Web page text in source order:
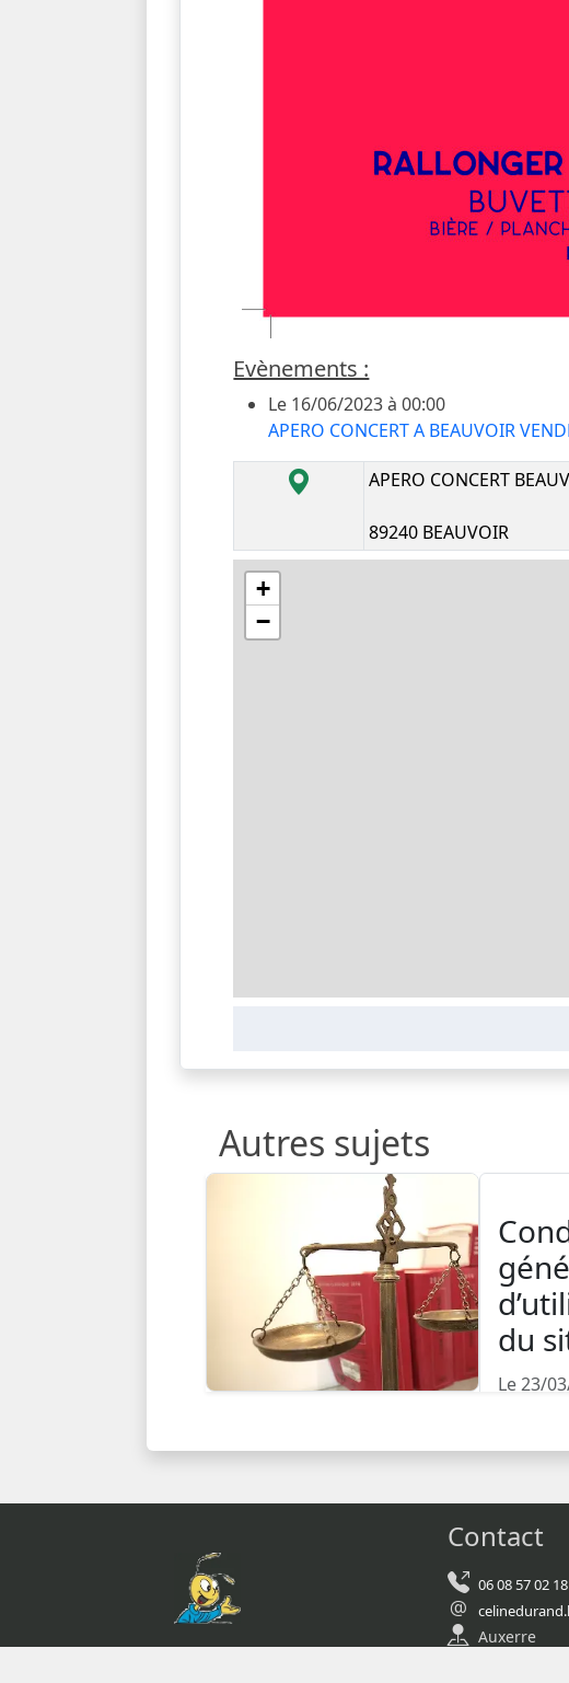
Evènements :
Le 16/06/2023 à 00:00
APERO CONCERT A BEAUVOIR
APERO CONCERT
89240 BEAUVOIR
+
−
Autres sujets
du
Le 23/
Contact
06 08 57 02 18
Auxerre